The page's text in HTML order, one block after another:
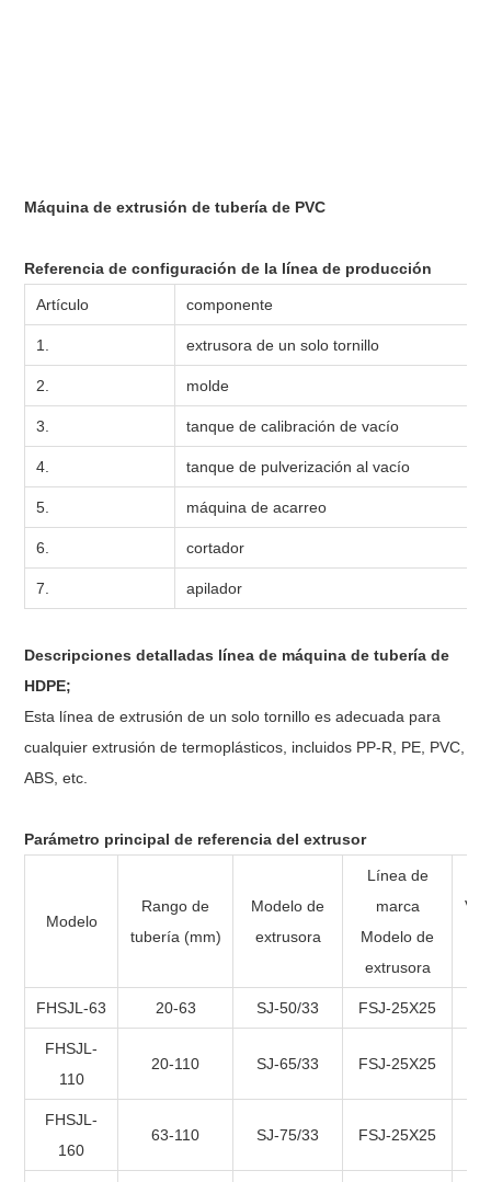
Máquina de extrusión de tubería de PVC
Referencia de configuración de la línea de producción
Artículo componente
1. extrusora de un solo tornillo
2. molde
3. tanque de calibración de vacío
4. tanque de pulverización al vacío
5. máquina de acarreo
6. cortador
7. apilador
Descripciones detalladas línea de máquina de tubería de
HDPE;
Esta línea de extrusión de un solo tornillo es adecuada para
cualquier extrusión de termoplásticos, incluidos PP-R, PE, PVC,
ABS, etc.
Parámetro principal de referencia del extrusor
Modelo
Rango de
tubería (mm)
Modelo de
extrusora
Línea de
marca
Modelo de
extrusora
FHSJL-63 20-63 SJ-50/33 FSJ-25X25
FHSJL-
110
20-110 SJ-65/33 FSJ-25X25
FHSJL-
160
63-110 SJ-75/33 FSJ-25X25